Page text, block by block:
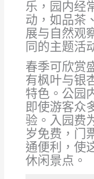
乐，园内经
动，如品茶
展与自然观
同的主题活
春季可欣赏
有枫叶与银
特色。公园
即使游客众
验。入园费
岁免费，门
通便利，使
休闲景点。